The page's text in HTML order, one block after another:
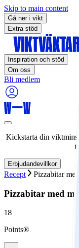
Skip to main content
Gå ner i vikt
Extra stöd
Inspiration och stöd
Om oss
Bli medlem
Kickstarta din
Erbjudandevillkor
Recept Pizzabitar
Pizzabitar med
18
Points®